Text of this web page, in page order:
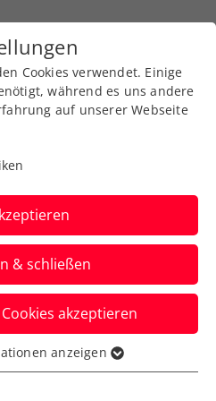
Seniors
by HEAD:
für
der hochkarätigen
am 11. April
Cookies verwendet. Einige
während es uns andere
auf unserer Webseite
& schließen
akzeptieren
für grundlegende
anzeigen